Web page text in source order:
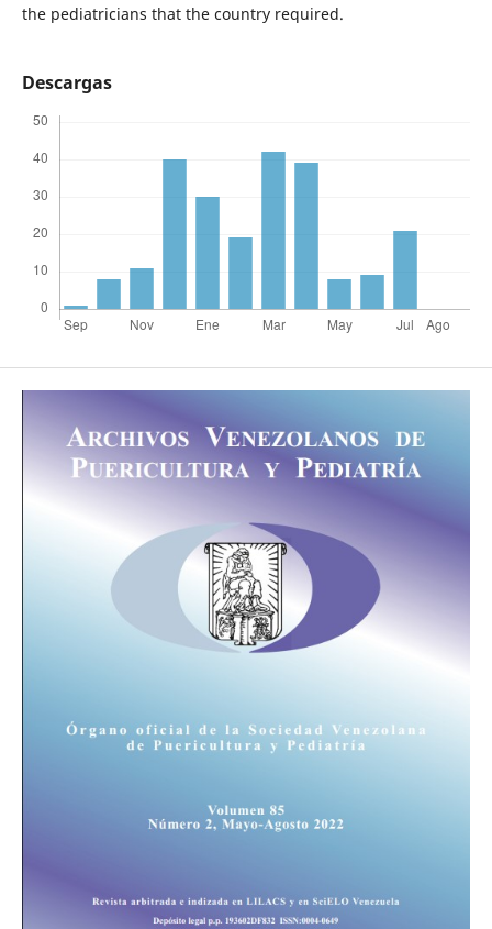
the pediatricians that the country required.
Descargas